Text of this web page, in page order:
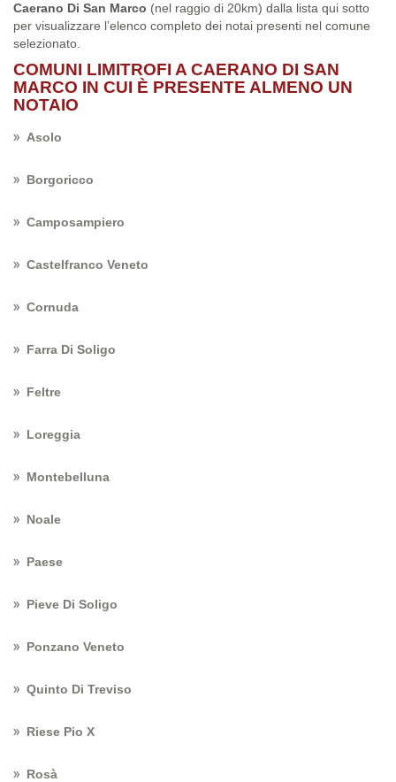
Caerano Di San Marco (nel raggio di 20km) dalla lista qui sotto
per visualizzare l’elenco completo dei notai presenti nel comune
selezionato.
COMUNI LIMITROFI A CAERANO DI SAN
MARCO IN CUI È PRESENTE ALMENO UN
NOTAIO
Asolo
Borgoricco
Camposampiero
Castelfranco Veneto
Cornuda
Farra Di Soligo
Feltre
Loreggia
Montebelluna
Noale
Paese
Pieve Di Soligo
Ponzano Veneto
Quinto Di Treviso
Riese Pio X
Rosà